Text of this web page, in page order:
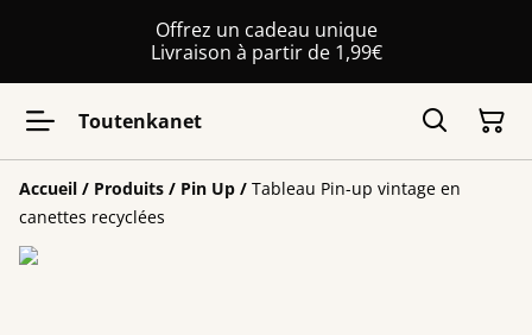
Offrez un cadeau unique
Livraison à partir de 1,99€
Toutenkanet
Accueil / Produits / Pin Up / Tableau Pin-up vintage en
canettes recyclées